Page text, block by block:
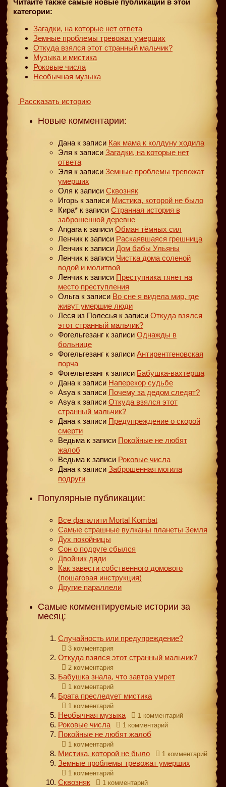
категории:
Загадки, на которые нет ответа
Земные проблемы тревожат умерших
Откуда взялся этот странный мальчик?
Музыка и мистика
Роковые числа
Необычная музыка
Рассказать историю
Новые комментарии:
Дана к записи Как мама к колдуну ходила
Эля к записи Загадки, на которые нет
ответа
Эля к записи Земные проблемы тревожат
умерших
Оля к записи Сквозняк
Игорь к записи Мистика, которой не было
Кира* к записи Странная история в
заброшенной деревне
Angara к записи Обман тёмных сил
Ленчик к записи Раскаявшаяся грешница
Ленчик к записи Дом бабы Ульяны
Ленчик к записи Чистка дома соленой
водой и молитвой
Ленчик к записи Преступника тянет на
место преступления
Ольга к записи Во сне я видела мир, где
живут умершие люди
Леся из Полесья к записи Откуда взялся
этот странный мальчик?
Фогельгезанг к записи Однажды в
больнице
Фогельгезанг к записи Антирентгеновская
порча
Фогельгезанг к записи Бабушка-вахтерша
Дана к записи Наперекор судьбе
Asya к записи Почему за дедом следят?
Asya к записи Откуда взялся этот
странный мальчик?
Дана к записи Предупреждение о скорой
смерти
Ведьма к записи Покойные не любят
жалоб
Ведьма к записи Роковые числа
Дана к записи Заброшенная могила
подруги
Популярные публикации:
Все фаталити Mortal Kombat
Самые страшные вулканы планеты Земля
Дух покойницы
Сон о подруге сбылся
Двойник дяди
Как завести собственного домового
(пошаговая инструкция)
Другие параллели
Самые комментируемые истории за
месяц:
Случайность или предупреждение?
3 комментария
Откуда взялся этот странный мальчик?
2 комментария
Бабушка знала, что завтра умрет
1 комментарий
Брата преследует мистика
1 комментарий
Необычная музыка 1 комментарий
Роковые числа 1 комментарий
Покойные не любят жалоб
1 комментарий
Мистика, которой не было 1 комментарий
Земные проблемы тревожат умерших
1 комментарий
Сквозняк 1 комментарий